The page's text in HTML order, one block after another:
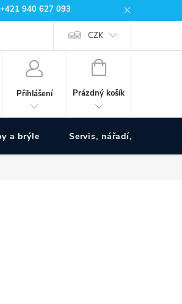
940 627 093
CZK
Přihlášení
NÁKUPNÍ
Prázdný košík
a brýle Servis, nářadí, pumpy